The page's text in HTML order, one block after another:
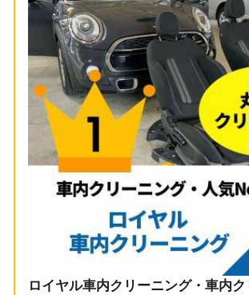
ロイヤル車内クリーニング・車内